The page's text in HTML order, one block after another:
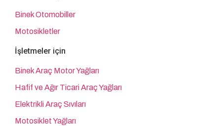
Binek Otomobiller
Motosikletler
İşletmeler için
Binek Araç Motor Yağları
Hafif ve Ağır Ticari Araç Yağları
Elektrikli Araç Sıvıları
Motosiklet Yağları